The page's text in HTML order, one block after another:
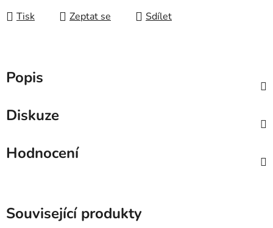
Tisk Zeptat se Sdílet
Popis
Diskuze
Hodnocení
Související produkty